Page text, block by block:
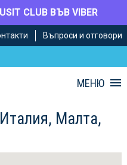
CLUB ВЪВ VIBER
Въпроси и отговори
МЕНЮ
Малта,